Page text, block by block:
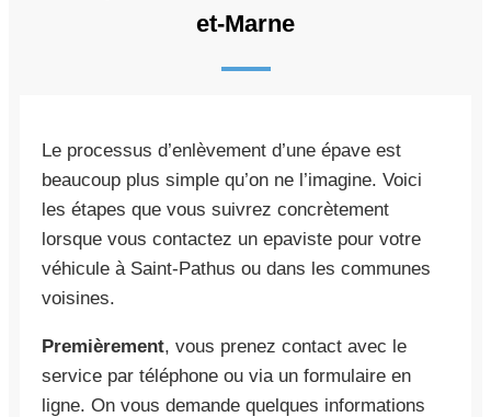
et-Marne
Le processus d’enlèvement d’une épave est
beaucoup plus simple qu’on ne l’imagine. Voici
les étapes que vous suivrez concrètement
lorsque vous contactez un epaviste pour votre
véhicule à Saint-Pathus ou dans les communes
voisines.
Premièrement, vous prenez contact avec le
service par téléphone ou via un formulaire en
ligne. On vous demande quelques informations